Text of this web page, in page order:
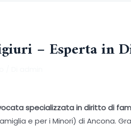
– Esperta in
specializzata in diritto di
e per i Minori) di Ancona.